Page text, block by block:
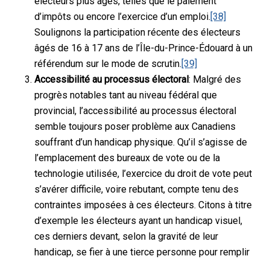
d’impôts ou encore l’exercice d’un emploi. [38]
Soulignons la participation récente des électeurs
âgés de 16 à 17 ans de l’Île-du-Prince-Édouard à un
référendum sur le mode de scrutin. [39]
Accessibilité au processus électoral : Malgré des
progrès notables tant au niveau fédéral que
provincial, l’accessibilité au processus électoral
semble toujours poser problème aux Canadiens
souffrant d’un handicap physique. Qu’il s’agisse de
l’emplacement des bureaux de vote ou de la
technologie utilisée, l’exercice du droit de vote peut
s’avérer difficile, voire rebutant, compte tenu des
contraintes imposées à ces électeurs. Citons à titre
d’exemple les électeurs ayant un handicap visuel,
ces derniers devant, selon la gravité de leur
handicap, se fier à une tierce personne pour remplir